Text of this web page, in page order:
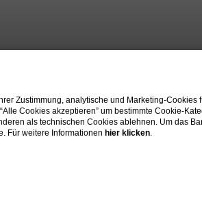
Zustimmung, analytische und Marketing-
Cookies akzeptieren” um bestimmte Cookie-
als technischen Cookies ablehnen. Um das
Für weitere Informationen hier klicken.